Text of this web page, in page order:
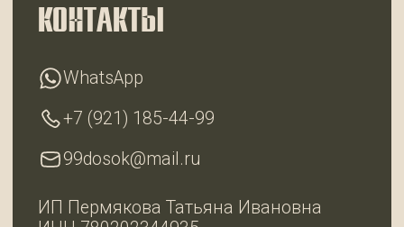
Разработка сайта
Политика конфиденциальности